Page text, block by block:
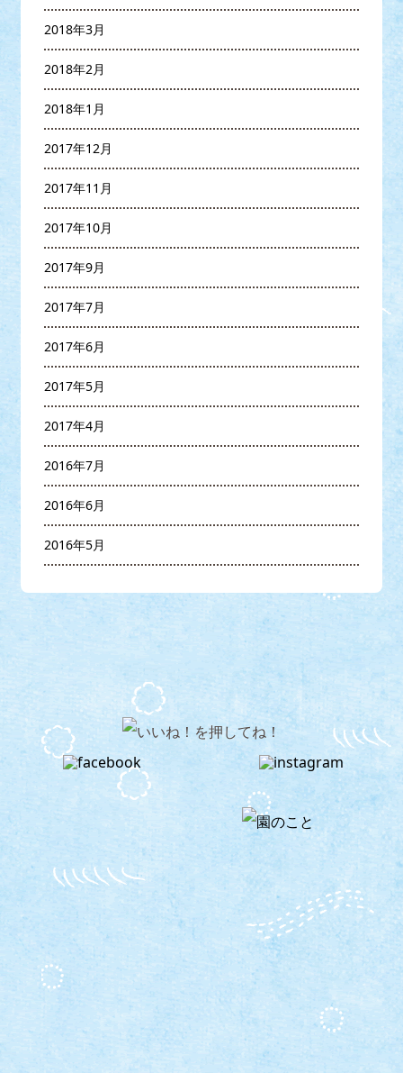
2018年3月
2018年2月
2018年1月
2017年12月
2017年11月
2017年10月
2017年9月
2017年7月
2017年6月
2017年5月
2017年4月
2016年7月
2016年6月
2016年5月